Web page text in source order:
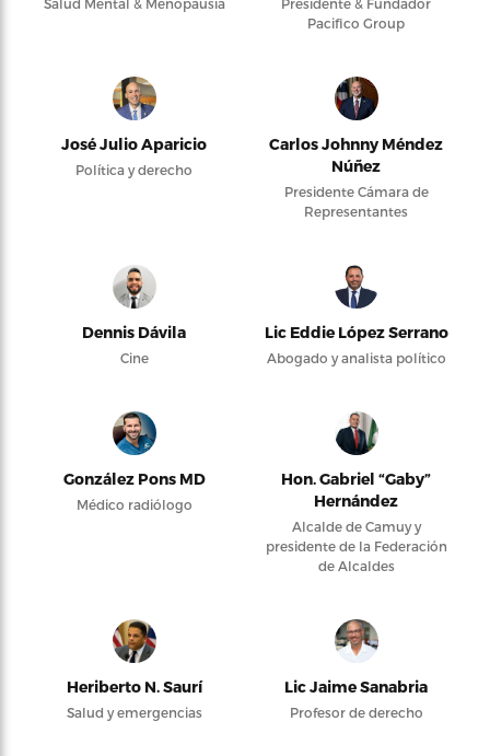
Salud Mental & Menopausia
Presidente & Fundador
Pacifico Group
José Julio Aparicio
Política y derecho
Carlos Johnny Méndez
Núñez
Presidente Cámara de
Representantes
Dennis Dávila
Cine
Lic Eddie López Serrano
Abogado y analista político
González Pons MD
Médico radiólogo
Hon. Gabriel “Gaby”
Hernández
Alcalde de Camuy y
presidente de la Federación
de Alcaldes
Heriberto N. Saurí
Salud y emergencias
Lic Jaime Sanabria
Profesor de derecho